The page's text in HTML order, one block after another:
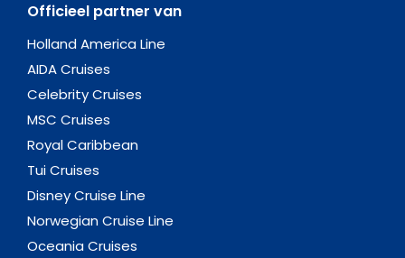
Officieel partner van
Holland America Line
AIDA Cruises
Celebrity Cruises
MSC Cruises
Royal Caribbean
Tui Cruises
Disney Cruise Line
Norwegian Cruise Line
Oceania Cruises